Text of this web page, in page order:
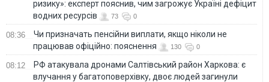
ризику»: експерт пояснив, чим загрожує Україні дефіцит
водних ресурсів
73 0
08:36
Чи призначать пенсійни виплати, якщо ніколи не
працював офіційно: пояснення
130 0
08:12
РФ атакувала дронами Салтівський район Харкова: є
влучання у багатоповерхівку, двоє людей загинули